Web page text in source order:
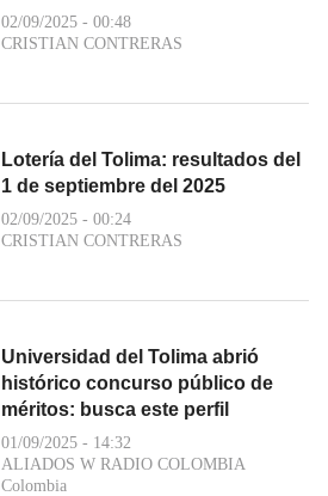
02/09/2025 - 00:48
CRISTIAN CONTRERAS
Lotería del Tolima: resultados del
1 de septiembre del 2025
02/09/2025 - 00:24
CRISTIAN CONTRERAS
Universidad del Tolima abrió
histórico concurso público de
méritos: busca este perfil
01/09/2025 - 14:32
ALIADOS W RADIO COLOMBIA
Colombia